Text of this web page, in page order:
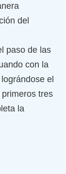
del
paso de las
con la
el
tres
la